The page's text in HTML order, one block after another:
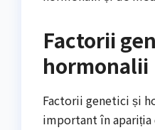
Factorii
hormonalii
Factorii genetici și
important în